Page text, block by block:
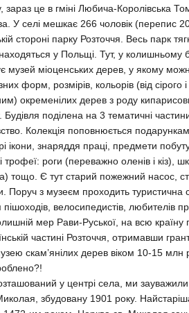
це в гміні Любича-Королівська
У селі мешкає 266 чоловік (перепис
стороні парку Розточчя. Весь парк
у Польщі. Тут, у колишньому
музей міоценських дерев, у якому
форм, розмірів, кольорів (від сірого
окременілих дерев з роду
Будівля поділена на 3 тематичні
Колекція поповнюється
ікони, знаряддя праці, предмети
трофеї: роги (переважно оленів і кіз),
тощо. Є тут старий пожежний насос,
Поруч з музеєм проходить
велосипедистів, любителів
мер Рави-Руської, на всю країну
частині Розточчя, отримавши
скам’янілих дерев віком 10-15 млн
у центрі села, ми
збудовану 1901 року.